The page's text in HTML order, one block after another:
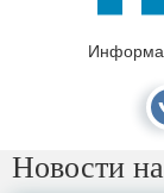
Новости